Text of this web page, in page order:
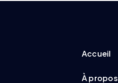
Accueil
À propos